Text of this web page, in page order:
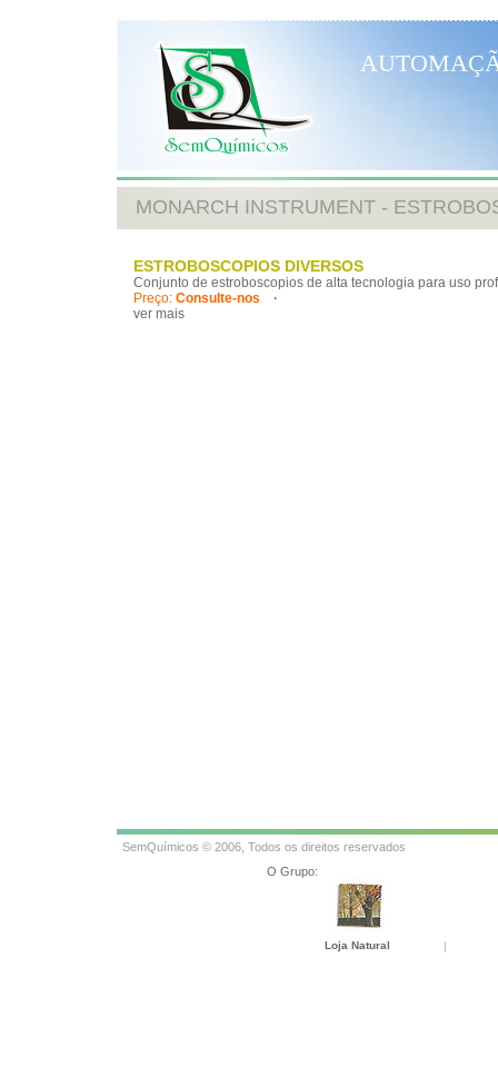
MONARCH INSTRUMENT -
ESTROBOSCOPIOS DIVERSOS
Conjunto de estroboscopios de alta tecnologia para uso
Preço: Consulte-nos
·
ver mais
SemQuímicos © 2006, Todos os direitos reservados
O Grupo:
Loja Natural |